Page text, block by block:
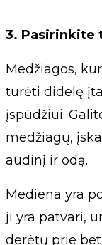
3. Pasirinkite
Medžiagos,
turėti didelę
įspūdžiui.
medžiagų,
audinį ir odą.
Mediena yra
ji yra patvari,
derėtų prie